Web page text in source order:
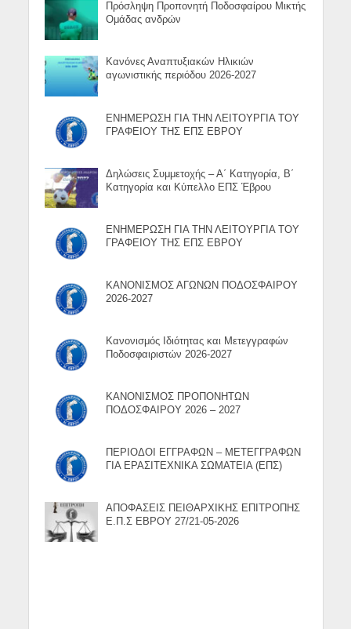
Πρόσληψη Προπονητή Ποδοσφαίρου Μικτής
Ομάδας ανδρών
Κανόνες Αναπτυξιακών Ηλικιών
αγωνιστικής περιόδου 2026-2027
ΕΝΗΜΕΡΩΣΗ ΓΙΑ ΤΗΝ ΛΕΙΤΟΥΡΓΙΑ ΤΟΥ
ΓΡΑΦΕΙΟΥ ΤΗΣ ΕΠΣ ΕΒΡΟΥ
Δηλώσεις Συμμετοχής – Α΄ Κατηγορία, Β΄
Κατηγορία και Κύπελλο ΕΠΣ Έβρου
ΕΝΗΜΕΡΩΣΗ ΓΙΑ ΤΗΝ ΛΕΙΤΟΥΡΓΙΑ ΤΟΥ
ΓΡΑΦΕΙΟΥ ΤΗΣ ΕΠΣ ΕΒΡΟΥ
ΚΑΝΟΝΙΣΜΟΣ ΑΓΩΝΩΝ ΠΟΔΟΣΦΑΙΡΟΥ
2026-2027
Κανονισμός Ιδιότητας και Μετεγγραφών
Ποδοσφαιριστών 2026-2027
ΚΑΝΟΝΙΣΜΟΣ ΠΡΟΠΟΝΗΤΩΝ
ΠΟΔΟΣΦΑΙΡΟΥ 2026 – 2027
ΠΕΡΙΟΔΟΙ ΕΓΓΡΑΦΩΝ – ΜΕΤΕΓΓΡΑΦΩΝ
ΓΙΑ ΕΡΑΣΙΤΕΧΝΙΚΑ ΣΩΜΑΤΕΙΑ (ΕΠΣ)
ΑΠΟΦΑΣΕΙΣ ΠΕΙΘΑΡΧΙΚΗΣ ΕΠΙΤΡΟΠΗΣ
Ε.Π.Σ ΕΒΡΟΥ 27/21-05-2026